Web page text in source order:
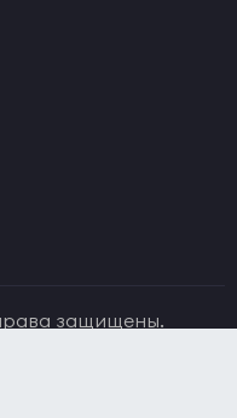
защищены.